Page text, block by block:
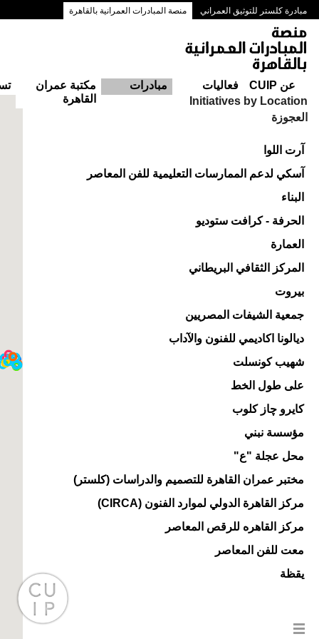
مبادرة كلستر للتوثيق العمراني منصة المبادرات العمرانية بالقاهرة
ممرات وسط البلد بالقاهرة
عن CUIP فعاليات مبادرات
مكتبة عمران
القاهرة
Initiatives by Location
العجوزة
آرت اللوا
آسكي لدعم الممارسات التعليمية للفن المعاصر
البناء
الحرفة - كرافت ستوديو
العمارة
المركز الثقافي البريطاني
بيروت
جمعية الشيفات المصريين
ديالونا اكاديمي للفنون والآداب
شهيب كونسلت
على طول الخط
كايرو چاز كلوب
مؤسسة نبني
محل عجلة "ع"
مختبر عمران القاهرة للتصميم والدراسات (كلستر)
مركز القاهرة الدولي لموارد الفنون (CIRCA)
مركز القاهره للرقص المعاصر
معت للفن المعاصر
يقظة